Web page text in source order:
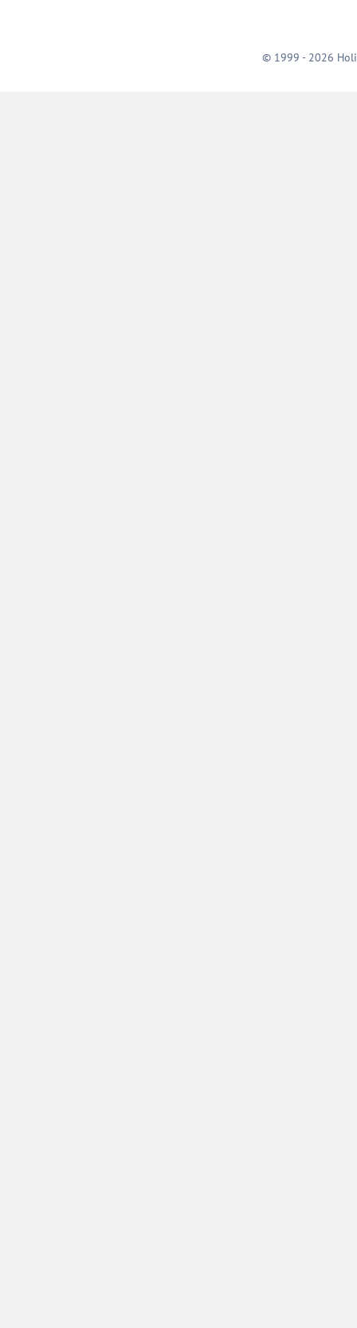
© 1999 - 2026